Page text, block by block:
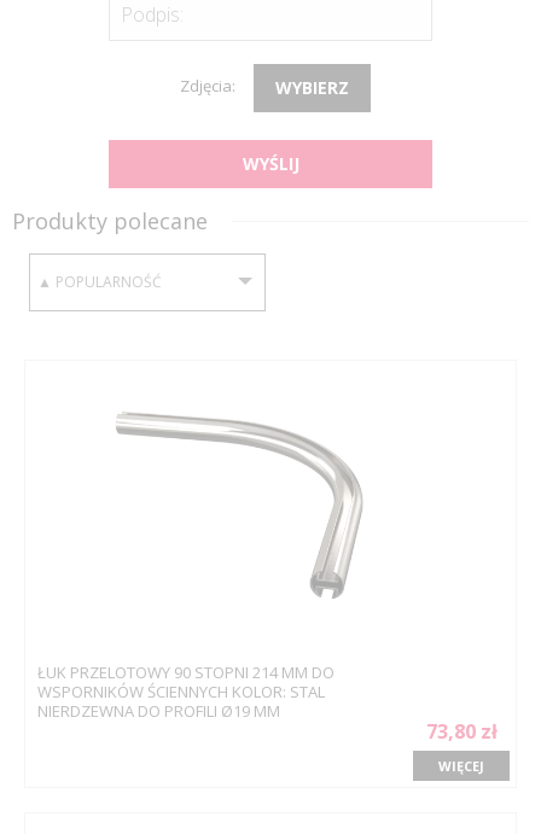
Podpis:
Zdjęcia: WYBIERZ
WYŚLIJ
Produkty polecane
SORTUJ WEDŁUG:
ŁUK PRZELOTOWY 90 STOPNI 214 MM DO
WSPORNIKÓW ŚCIENNYCH KOLOR: STAL
NIERDZEWNA DO PROFILI Ø19 MM
73,80 zł
WIĘCEJ